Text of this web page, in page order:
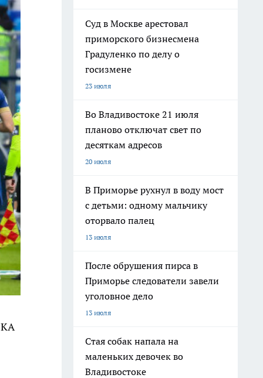
Суд в Москве арестовал
приморского бизнесмена
Градуленко по делу о
госизмене
23 июля
Во Владивостоке 21 июля
планово отключат свет по
десяткам адресов
20 июля
В Приморье рухнул в воду мост
с детьми: одному мальчику
оторвало палец
13 июля
После обрушения пирса в
Приморье следователи завели
уголовное дело
13 июля
Стая собак напала на
маленьких девочек во
Владивостоке